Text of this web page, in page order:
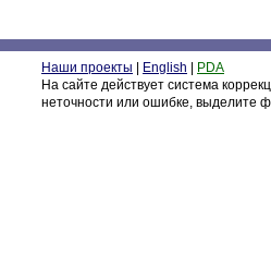
Наши проекты English
PDA
На сайте действует система
неточности или ошибке, выделите